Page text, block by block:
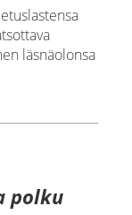
läsnäolonsa
polku